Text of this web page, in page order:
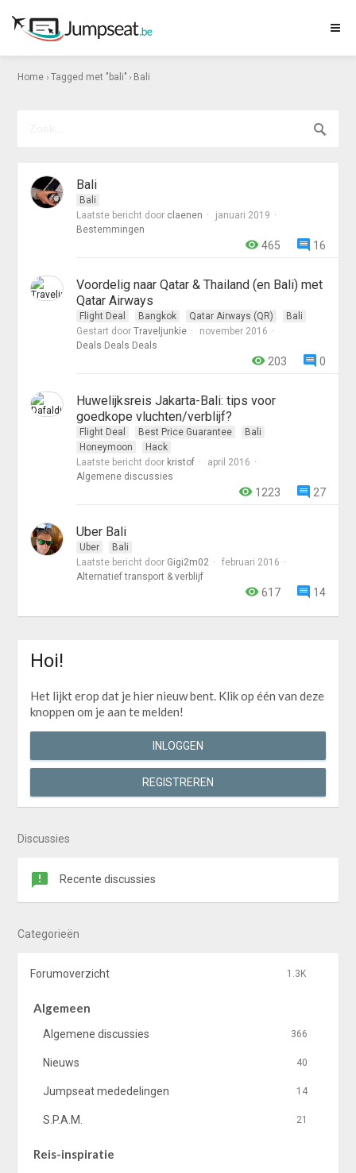
Home › Tagged met "bali" › Bali
Bali
Bali
Laatste bericht door claenen
januari 2019
Bestemmingen
16
465
Voordelig naar Qatar & Thailand (en Bali) met
Qatar Airways
Flight Deal Bangkok Qatar Airways (QR)
Bali
Gestart doorTraveljunkie
november 2016
Deals Deals Deals
0
203
Huwelijksreis Jakarta-Bali: tips voor
goedkope vluchten/verblijf?
Flight Deal Best Price Guarantee
Bali
Honeymoon
Hack
Laatste bericht door kristof
april 2016
Algemene discussies
27
1223
Uber Bali
Uber
Bali
Laatste bericht door Gigi2m02
februari 2016
Alternatief transport & verblijf
14
617
Hoi!
Het lijkt erop dat je hier nieuw bent. Klik op één van deze
knoppen om je aan te melden!
INLOGGEN
REGISTREREN
Discussies
Recente discussies
Categorieën
1.3K
Forumoverzicht
Algemeen
366
Algemene discussies
40
Nieuws
14
Jumpseat mededelingen
21
S.P.A.M.
Reis-inspiratie